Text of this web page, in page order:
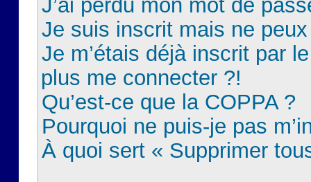
J’ai perdu mon mot de
Je suis inscrit mais ne
Je m’étais déjà inscrit par
plus me connecter ?!
Qu’est-ce que la COPPA ?
Pourquoi ne puis-je pas
À quoi sert « Supprimer